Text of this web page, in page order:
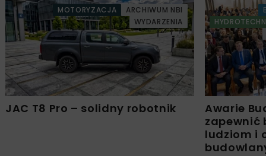
MOTORYZACJA
ARCHIWUM NBI
WYDARZENIA
JAC T8 Pro – solidny robotnik
Awarie
zapewnić
ludziom i